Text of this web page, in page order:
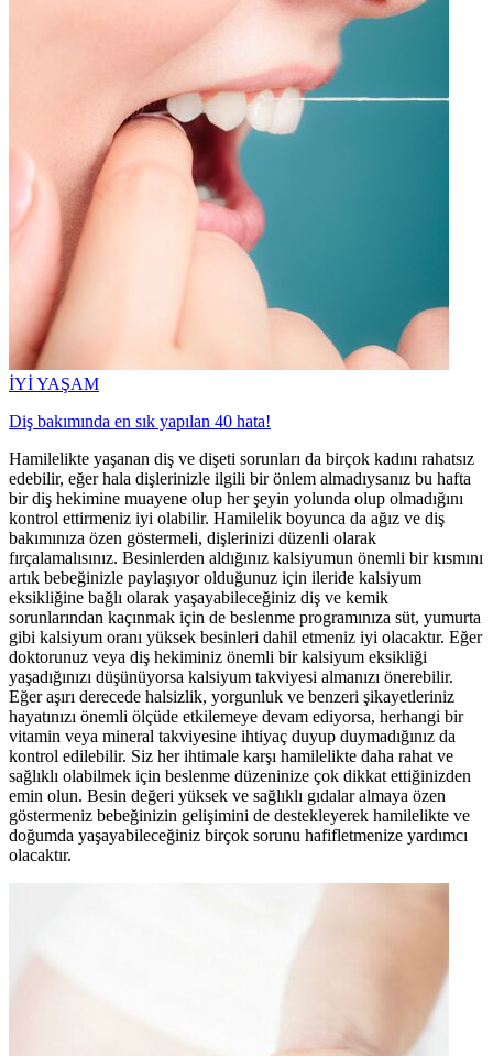
İYİ YAŞAM
Diş bakımında en sık yapılan 40 hata!
Hamilelikte yaşanan diş ve dişeti sorunları da birçok kadını rahatsız
edebilir, eğer hala dişlerinizle ilgili bir önlem almadıysanız bu hafta
bir diş hekimine muayene olup her şeyin yolunda olup olmadığını
kontrol ettirmeniz iyi olabilir. Hamilelik boyunca da ağız ve diş
bakımınıza özen göstermeli, dişlerinizi düzenli olarak
fırçalamalısınız. Besinlerden aldığınız kalsiyumun önemli bir kısmını
artık bebeğinizle paylaşıyor olduğunuz için ileride kalsiyum
eksikliğine bağlı olarak yaşayabileceğiniz diş ve kemik
sorunlarından kaçınmak için de beslenme programınıza süt, yumurta
gibi kalsiyum oranı yüksek besinleri dahil etmeniz iyi olacaktır. Eğer
doktorunuz veya diş hekiminiz önemli bir kalsiyum eksikliği
yaşadığınızı düşünüyorsa kalsiyum takviyesi almanızı önerebilir.
Eğer aşırı derecede halsizlik, yorgunluk ve benzeri şikayetleriniz
hayatınızı önemli ölçüde etkilemeye devam ediyorsa, herhangi bir
vitamin veya mineral takviyesine ihtiyaç duyup duymadığınız da
kontrol edilebilir. Siz her ihtimale karşı hamilelikte daha rahat ve
sağlıklı olabilmek için beslenme düzeninize çok dikkat ettiğinizden
emin olun. Besin değeri yüksek ve sağlıklı gıdalar almaya özen
göstermeniz bebeğinizin gelişimini de destekleyerek hamilelikte ve
doğumda yaşayabileceğiniz birçok sorunu hafifletmenize yardımcı
olacaktır.